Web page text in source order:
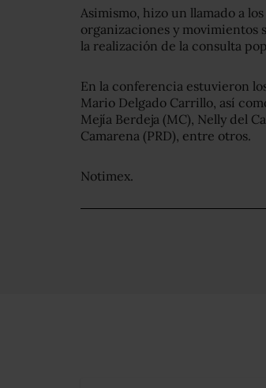
Asimismo, hizo un llamado a
organizaciones y movimientos
la realización de la consulta
En la conferencia estuvieron
Mario Delgado Carrillo, así
Mejía Berdeja (MC), Nelly del
Camarena (PRD), entre otros.
Notimex.